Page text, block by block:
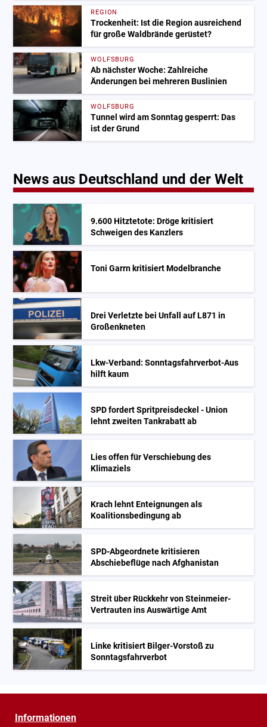
REGION
Trockenheit: Ist die Region ausreichend
für große Waldbrände gerüstet?
WOLFSBURG
Ab nächster Woche: Zahlreiche
Änderungen bei mehreren Buslinien
WOLFSBURG
Tunnel wird am Sonntag gesperrt: Das
ist der Grund
News aus Deutschland und der Welt
9.600 Hitztetote: Dröge kritisiert
Schweigen des Kanzlers
Toni Garrn kritisiert Modelbranche
Drei Verletzte bei Unfall auf L871 in
Großenkneten
Lkw-Verband: Sonntagsfahrverbot-Aus
hilft kaum
SPD fordert Spritpreisdeckel - Union
lehnt zweiten Tankrabatt ab
Lies offen für Verschiebung des
Klimaziels
Krach lehnt Enteignungen als
Koalitionsbedingung ab
SPD-Abgeordnete kritisieren
Abschiebeflüge nach Afghanistan
Streit über Rückkehr von Steinmeier-
Vertrauten ins Auswärtige Amt
Linke kritisiert Bilger-Vorstoß zu
Sonntagsfahrverbot
Informationen